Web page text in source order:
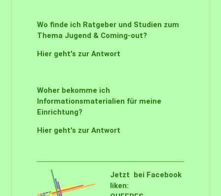
Wo finde ich Ratgeber und Studien zum
Thema Jugend & Coming-out?
Hier geht's zur Antwort
Woher bekomme ich
Informationsmaterialien für meine
Einrichtung?
Hier geht's zur Antwort
Jetzt bei Facebook
liken: